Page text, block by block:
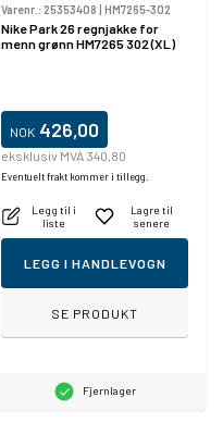
Varenr.: 25353408 | HM7265-302
Nike Park 26 regnjakke for
menn grønn HM7265 302 (XL)
NOK 426,00
eksklusiv MVA 340,80
Eventuelt frakt kommer i tillegg.
Legg til i
liste
Lagre til
senere
LEGG I HANDLEVOGN
SE PRODUKT
Fjernlager